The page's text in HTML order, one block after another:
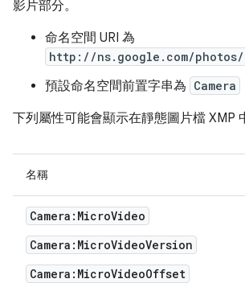
影片部分。
命名空間 URI 為
http://ns.google.com/photos/
預設命名空間前置字串為 Camera
下列屬性可能會顯示在靜態圖片檔 XMP
名稱
Camera:MicroVideo
Camera:MicroVideoVersion
Camera:MicroVideoOffset